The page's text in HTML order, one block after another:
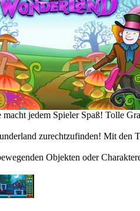
jedem Spieler Spaß! Tolle
zurechtzufinden! Mit den
Objekten oder